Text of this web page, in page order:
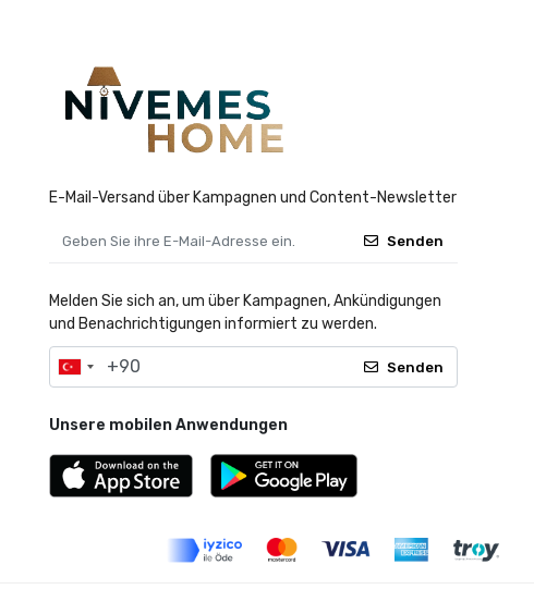
E-Mail-Versand über Kampagnen und Content-Newsletter
Senden
Melden Sie sich an, um über Kampagnen, Ankündigungen
und Benachrichtigungen informiert zu werden.
Senden
Unsere mobilen Anwendungen